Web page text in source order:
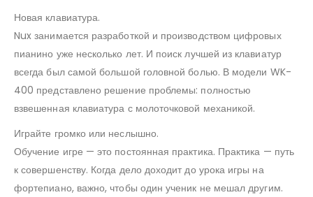
Новая клавиатура.
Nux занимается разработкой и производством цифровых
пианино уже несколько лет. И поиск лучшей из клавиатур
всегда был самой большой головной болью. В модели WK-
400 представлено решение проблемы: полностью
взвешенная клавиатура с молоточковой механикой.
Играйте громко или неслышно.
Обучение игре — это постоянная практика. Практика — путь
к совершенству. Когда дело доходит до урока игры на
фортепиано, важно, чтобы один ученик не мешал другим.